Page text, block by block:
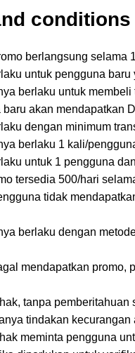
conditions
berlangsung selama
untuk pengguna
berlaku untuk
baru akan mendapatkan
dengan minimum
berlaku 1 kali/
untuk 1 pengguna
tersedia 500/hari
tidak
berlaku dengan
mendapatkan promo,
tanpa
tindakan
meminta pengguna